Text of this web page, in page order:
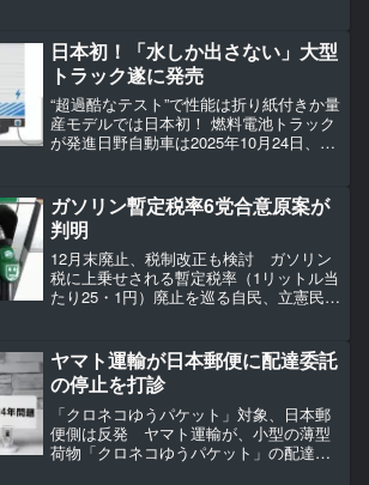
後、九州地方の西方面へ向かうとみられ
ています。【画像で見る】８月...
日本初！「水しか出さない」大型
トラック遂に発売
“超過酷なテスト”で性能は折り紙付きか量
産モデルでは日本初！ 燃料電池トラック
が発進日野自動車は2025年10月24日、燃
の大型トラックでは、日本初の燃料電池
車とな...
ガソリン暫定税率6党合意原案が
判明
12月末廃止、税制改正も検討 ガソリン
税に上乗せされる暫定税率（1リットル当
たり25・1円）廃止を巡る自民、立憲民主
ソリン価格を段階的に引き下げたうえ
で、暫定税...
ヤマト運輸が日本郵便に配達委託
の停止を打診
「クロネコゆうパケット」対象、日本郵
便側は反発 ヤマト運輸が、小型の薄型
荷物「クロネコゆうパケット」の配達を